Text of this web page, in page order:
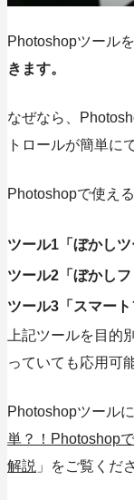
Photoshopツールを
きます。
なぜなら、
トロールが簡単に
Photoshopで使える
ツール1「ぼかしツ
ツール2「ぼかしフ
ツール3「スマート
上記ツールを目的
っていても応用可
Photoshopツール
単？！Photoshop
解説 」をご覧くだ